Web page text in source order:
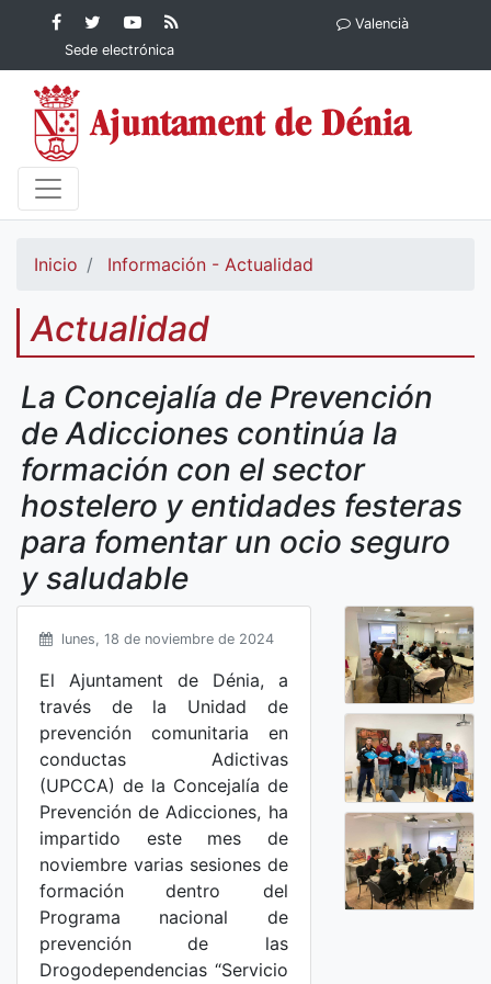
Contenido principalFacebook
Ayuntamiento de
Dénia
Ayuntamiento
de Dénia
YouTube
Ayuntamiento
de Dénia
Ayuntamiento
Sede electrónica
Valencià
Inicio Información - Actualidad
Actualidad
La Concejalía de Prevención
de Adicciones continúa la
formación con el sector
hostelero y entidades festeras
para fomentar un ocio seguro
y saludable
lunes, 18 de noviembre de 2024
El Ajuntament de Dénia, a
través de la Unidad de
prevención comunitaria en
conductas Adictivas
(UPCCA) de la Concejalía de
Prevención de Adicciones, ha
impartido este mes de
noviembre varias sesiones de
formación dentro del
Programa nacional de
prevención de las
Drogodependencias “Servicio